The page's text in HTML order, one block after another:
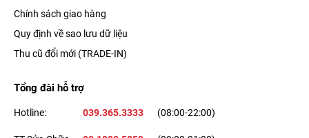
Chính sách giao hàng
Quy định về sao lưu dữ liệu
Thu cũ đổi mới (TRADE-IN)
Tổng đài hỗ trợ
Hotline: 039.365.3333 (08:00-22:00)